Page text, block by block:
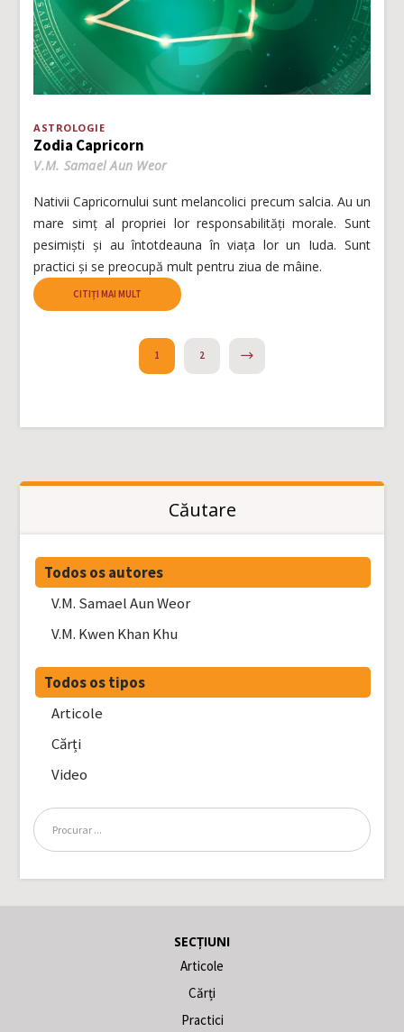
ASTROLOGIE
Zodia Capricorn
V.M. Samael Aun Weor
Nativii Capricornului sunt melancolici precum salcia. Au un
mare simț al propriei lor responsabilități morale. Sunt
pesimiști și au întotdeauna în viața lor un Iuda. Sunt
practici și se preocupă mult pentru ziua de mâine.
CITIȚI MAI MULT
1 2
Căutare
Todos os autores
V.M. Samael Aun Weor
V.M. Kwen Khan Khu
Todos os tipos
Articole
Cărți
Video
SECȚIUNI
Articole
Cărți
Practici